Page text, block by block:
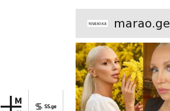
რჩევები marao.ge